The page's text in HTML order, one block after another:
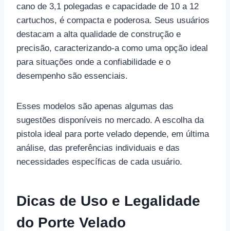
cano de 3,1 polegadas e capacidade de 10 a 12
cartuchos, é compacta e poderosa. Seus usuários
destacam a alta qualidade de construção e
precisão, caracterizando-a como uma opção ideal
para situações onde a confiabilidade e o
desempenho são essenciais.
Esses modelos são apenas algumas das
sugestões disponíveis no mercado. A escolha da
pistola ideal para porte velado depende, em última
análise, das preferências individuais e das
necessidades específicas de cada usuário.
Dicas de Uso e Legalidade
do Porte Velado